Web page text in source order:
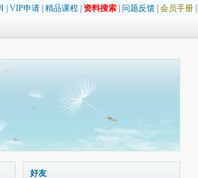
VIP申请 精品课程 资料搜索 问题反馈 会员手册
好友